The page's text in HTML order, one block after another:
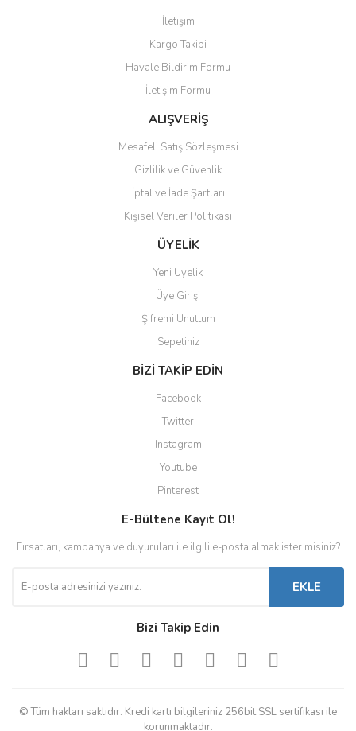
Ürün resmi kalitesiz, bozuk veya görüntülenemiyor.
Ürün açıklamasında eksik bilgiler bulunuyor.
Ürün bilgilerinde hatalar bulunuyor.
Ürün fiyatı diğer sitelerden daha pahalı.
Gönder
İletişim
Kargo Takibi
Havale Bildirim Formu
İletişim Formu
ALIŞVERİŞ
Mesafeli Satış Sözleşmesi
Gizlilik ve Güvenlik
İptal ve İade Şartları
Kişisel Veriler Politikası
ÜYELİK
Yeni Üyelik
Üye Girişi
Şifremi Unuttum
Sepetiniz
BİZİ TAKİP EDİN
Facebook
Twitter
Instagram
Youtube
Pinterest
E-Bültene Kayıt Ol!
Fırsatları, kampanya ve duyuruları ile ilgili e-posta almak ister misiniz?
EKLE
Bizi Takip Edin
© Tüm hakları saklıdır. Kredi kartı bilgileriniz 256bit SSL sertifikası ile
korunmaktadır.